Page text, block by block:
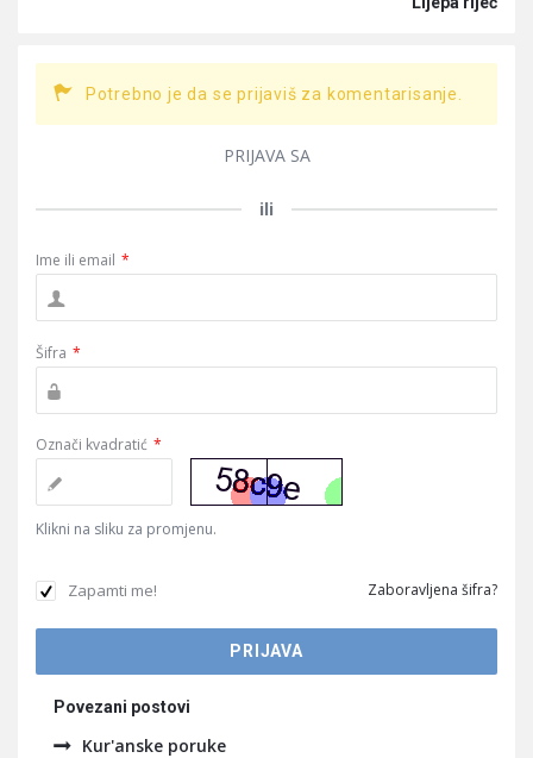
Potrebno je da se prijaviš za komentarisanje.
PRIJAVA SA
ili
Ime ili email *
Šifra *
Označi kvadratić *
Klikni na sliku za promjenu.
Zapamti me! Zaboravljena šifra?
Povezani postovi
Kur'anske poruke